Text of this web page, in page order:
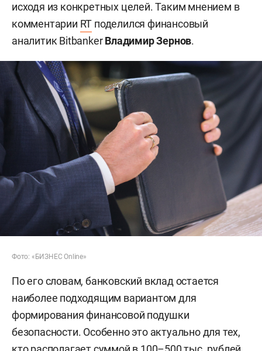
исходя из конкретных целей. Таким мнением в
комментарии RT поделился финансовый
аналитик BitbankerВладимир Зернов.
Фото: «БИЗНЕС Online»
По его словам, банковский вклад остается
наиболее подходящим вариантом для
формирования финансовой подушки
безопасности. Особенно это актуально для тех,